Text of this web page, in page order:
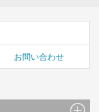
お問い合わせ